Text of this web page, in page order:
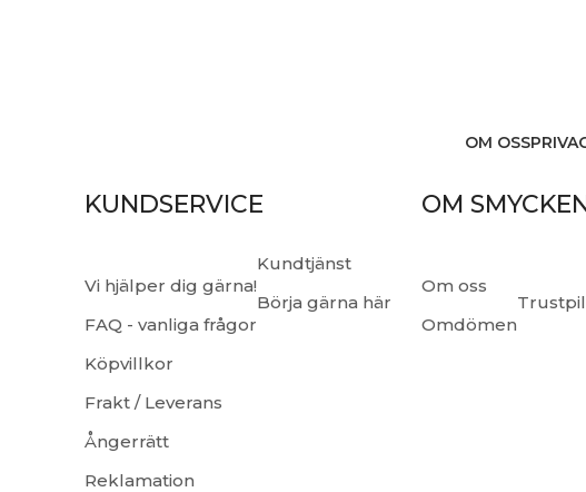
OM OSS
KUNDSERVICE
Vi hjälper dig gärna!
Kundtjänst
FAQ - vanliga frågor
Börja gärna här
Köpvillkor
Frakt / Leverans
Ångerrätt
Reklamation
OM
Om oss
Omdömen